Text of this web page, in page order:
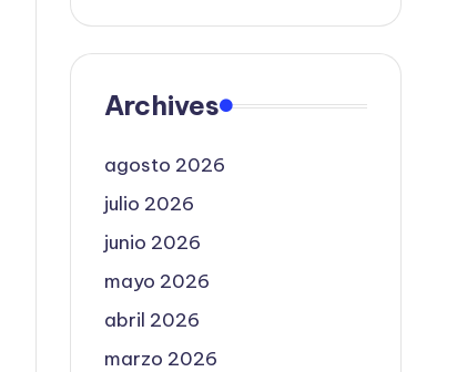
Archives
agosto 2026
julio 2026
junio 2026
mayo 2026
abril 2026
marzo 2026